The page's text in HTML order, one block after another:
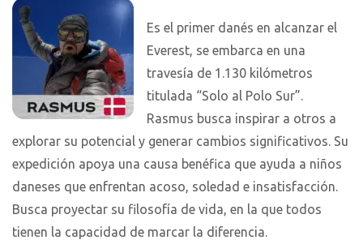
Es el primer danés en alcanzar el
Everest, se embarca en una
travesía de 1.130 kilómetros
titulada “Solo al Polo Sur”.
Rasmus busca inspirar a otros a
explorar su potencial y generar cambios significativos. Su
expedición apoya una causa benéfica que ayuda a niños
daneses que enfrentan acoso, soledad e insatisfacción.
Busca proyectar su filosofía de vida, en la que todos
tienen la capacidad de marcar la diferencia.